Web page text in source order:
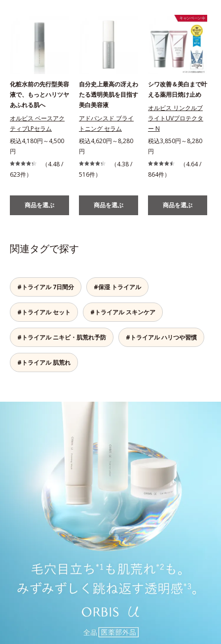
化粧水前の先行型美容
液で、もっとハリツヤ
あふれる肌へ
オルビス ベースアク
ティブLPセラム
税込4,180円～4,500
円
（4.48 /
623件）
商品を選ぶ
自分史上最高の冴えわ
たる透明美肌を目指す
美白美容液
アドバンスド ブライ
トニング セラム
税込4,620円～8,280
円
（4.38 /
516件）
商品を選ぶ
シワ改善＆美白まで叶
える薬用日焼け止め
オルビス リンクルブ
ライトUVプロテクタ
ー N
税込3,850円～8,280
円
（4.64 /
864件）
商品を選ぶ
関連タグで探す
#トライアル 7日間分 #保湿 トライアル
#トライアル セット #トライアル スキンケア
#トライアル ニキビ・肌荒れ予防 #トライアル ハリつや習慣
#トライアル 肌荒れ